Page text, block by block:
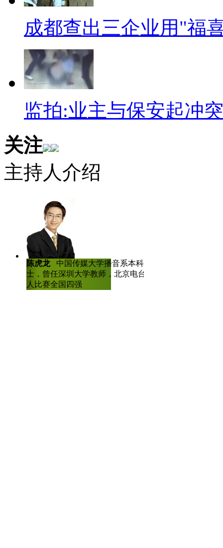
彩新闻请点击《中国新闻网》再
成都查出三企业用"福
监拍:业主与保安起冲
关注
主持人介绍
陈虎龙
中国传媒大学播音系本科、硕
士，曾任深圳大学教师，北京电台主持
人比赛全国四强